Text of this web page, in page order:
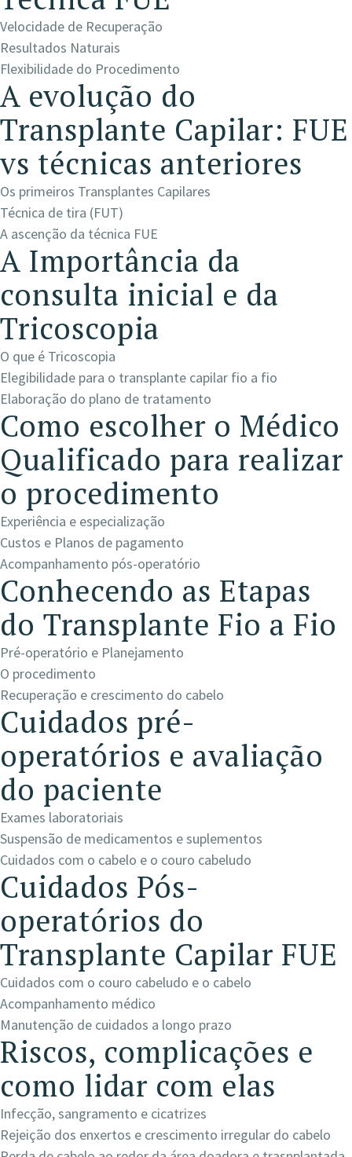
Velocidade de Recuperação
Resultados Naturais
Flexibilidade do Procedimento
A evolução do
Transplante Capilar: FUE
vs técnicas anteriores
Os primeiros Transplantes Capilares
Técnica de tira (FUT)
A ascenção da técnica FUE
A Importância da
consulta inicial e da
Tricoscopia
O que é Tricoscopia
Elegibilidade para o transplante capilar fio a fio
Elaboração do plano de tratamento
Como escolher o Médico
Qualificado para realizar
o procedimento
Experiência e especialização
Custos e Planos de pagamento
Acompanhamento pós-operatório
Conhecendo as Etapas
do Transplante Fio a Fio
Pré-operatório e Planejamento
O procedimento
Recuperação e crescimento do cabelo
Cuidados pré-
operatórios e avaliação
do paciente
Exames laboratoriais
Suspensão de medicamentos e suplementos
Cuidados com o cabelo e o couro cabeludo
Cuidados Pós-
operatórios do
Transplante Capilar FUE
Cuidados com o couro cabeludo e o cabelo
Acompanhamento médico
Manutenção de cuidados a longo prazo
Riscos, complicações e
como lidar com elas
Infecção, sangramento e cicatrizes
Rejeição dos enxertos e crescimento irregular do cabelo